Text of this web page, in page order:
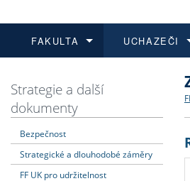
FAKULTA
Dozvědět se více
UCHAZEČI
Podat přihlášku
Dozvědět se více
Dozvědět se více
Dozvědět se více
Strategie a další
dokumenty
Bezpečnost
Strategické a dlouhodobé záměry
FF UK pro udržitelnost